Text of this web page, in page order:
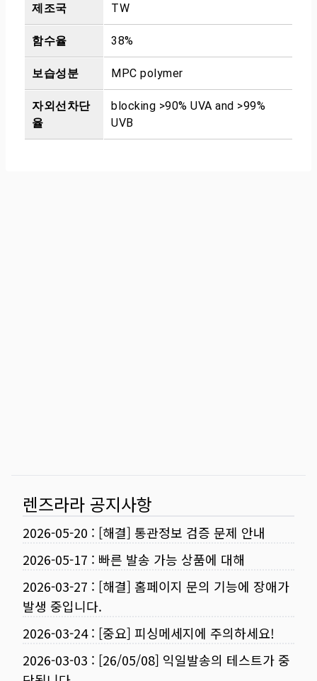
제조국 TW
함수율 38%
보습성분 MPC polymer
자외선차단
율
blocking >90% UVA and >99%
UVB
렌즈라라 공지사항
2026-05-20 : [해결] 통관정보 검증 문제 안내
2026-05-17 : 빠른 발송 가능 상품에 대해
2026-03-27 : [해결] 홈페이지 문의 기능에 장애가
발생 중입니다.
2026-03-24: [중요] 피싱메세지에 주의하세요!
2026-03-03 : [26/05/08] 익일발송의 테스트가 중